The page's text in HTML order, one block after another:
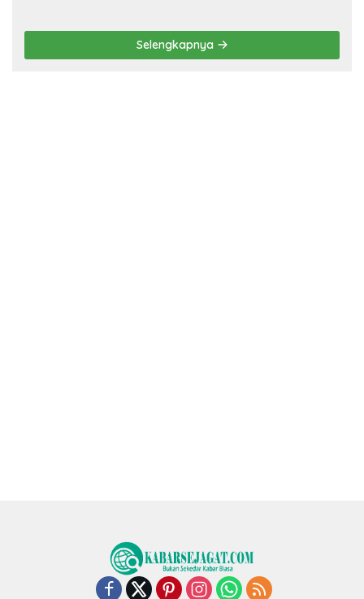
Pelaku Ditangkap
Selengkapnya